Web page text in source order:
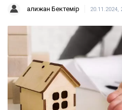
Қалижан Бектемір 20.11.2024,